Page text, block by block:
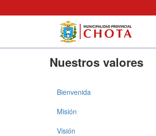
Pasar
Main
navigation
User
account
menu
Nuestros valores
Municipalidad
Bienvenida
Misión
Visión